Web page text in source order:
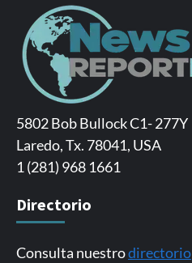
5802 Bob Bullock C1- 277Y
Laredo, Tx. 78041, USA
1 (281) 968 1661
Directorio
Consulta nuestrodirectorio